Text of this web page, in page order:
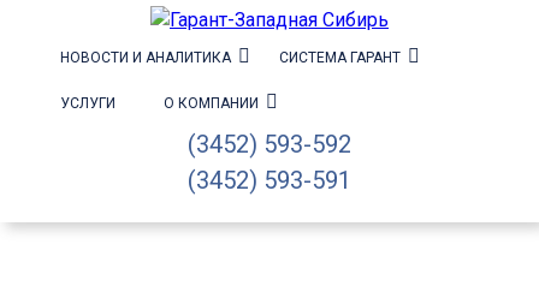
НОВОСТИ И АНАЛИТИКА СИСТЕМА ГАРАНТ
УСЛУГИ О КОМПАНИИ
(3452) 593-592
(3452) 593-591